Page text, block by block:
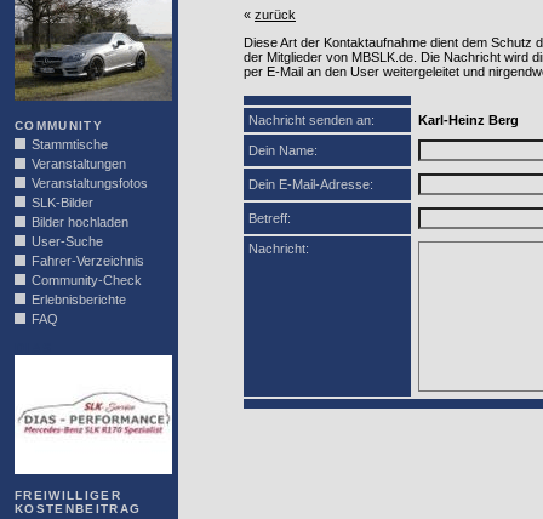
COMMUNITY
Stammtische
Veranstaltungen
Veranstaltungsfotos
SLK-Bilder
Bilder hochladen
User-Suche
Fahrer-Verzeichnis
Community-Check
Erlebnisberichte
FAQ
FREIWILLIGER
KOSTENBEITRAG
« zurück
Diese Art der Kontaktaufnahme dient dem Schutz
der Mitglieder von MBSLK.de. Die Nachricht wird
per E-Mail an den User weitergeleitet und
Nachricht senden an: Karl-Heinz Berg
Dein Name:
Dein E-Mail-Adresse:
Betreff:
Nachricht: